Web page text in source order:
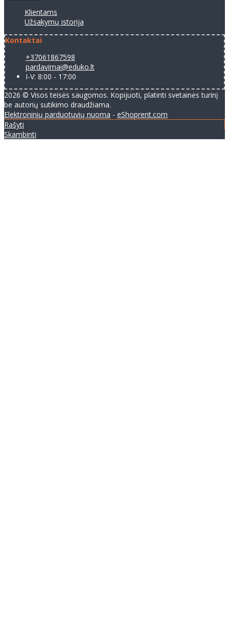
Klientams
Užsakymų istorija
Kontaktai
+37061867598
pardavimai@eduko.lt
I-V: 8:00 - 17:00
2026 © Visos teisės saugomos. Kopijuoti, platinti svetainės turinį
be autorių sutikimo draudžiama.
Elektroninių parduotuvių nuoma - eShoprent.com
Rašyti
Skambinti